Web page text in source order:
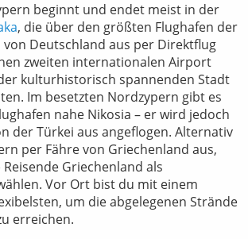
beginnt und endet meist in der
, die über den größten Flughafen der
Deutschland aus per Direktflug
zweiten internationalen Airport
kulturhistorisch spannenden Stadt
Im besetzten Nordzypern gibt es
nahe Nikosia – er wird jedoch
der Türkei aus angeflogen. Alternativ
per Fähre von Griechenland aus,
Griechenland als
Vor Ort bist du mit einem
um die abgelegenen Strände
erreichen.